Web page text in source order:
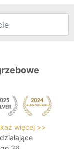
więcej >>